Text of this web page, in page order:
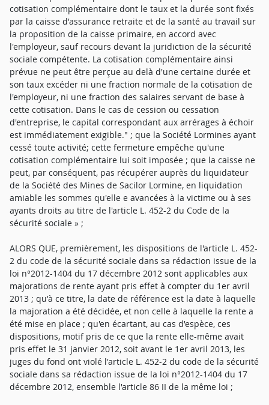
cotisation complémentaire dont le taux et la durée sont fixés
par la caisse d'assurance retraite et de la santé au travail sur
la proposition de la caisse primaire, en accord avec
l'employeur, sauf recours devant la juridiction de la sécurité
sociale compétente. La cotisation complémentaire ainsi
prévue ne peut être perçue au delà d'une certaine durée et
son taux excéder ni une fraction normale de la cotisation de
l'employeur, ni une fraction des salaires servant de base à
cette cotisation. Dans le cas de cession ou cessation
d'entreprise, le capital correspondant aux arrérages à échoir
est immédiatement exigible." ; que la Société Lormines ayant
cessé toute activité; cette fermeture empêche qu'une
cotisation complémentaire lui soit imposée ; que la caisse ne
peut, par conséquent, pas récupérer auprès du liquidateur
de la Société des Mines de Sacilor Lormine, en liquidation
amiable les sommes qu'elle e avancées à la victime ou à ses
ayants droits au titre de l'article L. 452-2 du Code de la
sécurité sociale » ;
ALORS QUE, premièrement, les dispositions de l'article L. 452-
2 du code de la sécurité sociale dans sa rédaction issue de la
loi n°2012-1404 du 17 décembre 2012 sont applicables aux
majorations de rente ayant pris effet à compter du 1er avril
2013 ; qu'à ce titre, la date de référence est la date à laquelle
la majoration a été décidée, et non celle à laquelle la rente a
été mise en place ; qu'en écartant, au cas d'espèce, ces
dispositions, motif pris de ce que la rente elle-même avait
pris effet le 31 janvier 2012, soit avant le 1er avril 2013, les
juges du fond ont violé l'article L. 452-2 du code de la sécurité
sociale dans sa rédaction issue de la loi n°2012-1404 du 17
décembre 2012, ensemble l'article 86 II de la même loi ;